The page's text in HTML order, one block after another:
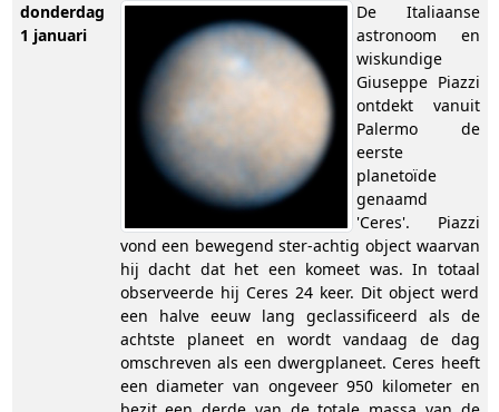
donderdag
1 januari
De Italiaanse
astronoom en
wiskundige
Giuseppe Piazzi
ontdekt vanuit
Palermo de
eerste
planetoïde
genaamd
'Ceres'. Piazzi
vond een bewegend ster-achtig object waarvan
hij dacht dat het een komeet was. In totaal
observeerde hij Ceres 24 keer. Dit object werd
een halve eeuw lang geclassificeerd als de
achtste planeet en wordt vandaag de dag
omschreven als een dwergplaneet. Ceres heeft
een diameter van ongeveer 950 kilometer en